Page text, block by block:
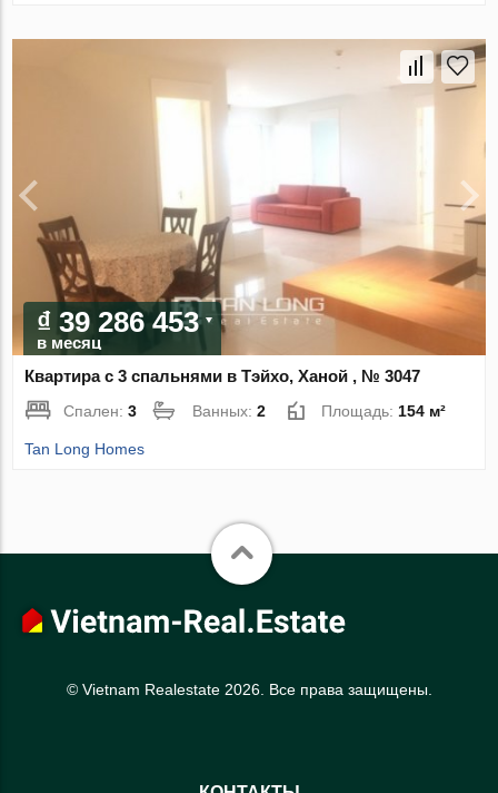
₫ 39 286 453
в месяц
Квартира с 3 спальнями в Тэйхо, Ханой , № 3047
Спален:3 Ванных:2 Площадь: 154 м²
Tan Long Homes
© Vietnam Realestate 2026. Все права защищены.